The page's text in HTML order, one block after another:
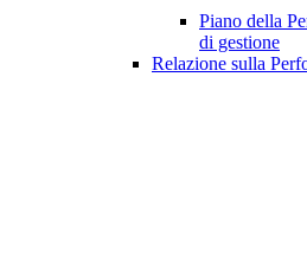
Piano della
di gestione
Relazione sulla